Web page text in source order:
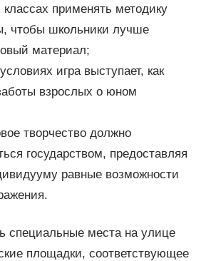
применять методику
чтобы школьники лучше
материал;
игра выступает, как
взрослых о юном
творчество должно
государством, предоставляя
равные возможности
специальные места на улице
площадки, соответствующее